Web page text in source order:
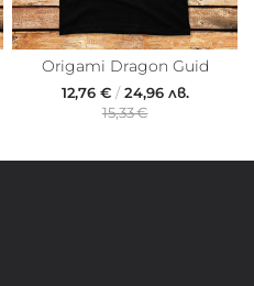
Origami Dragon Guid
12,76 €/24,96 лв.
15,33 €